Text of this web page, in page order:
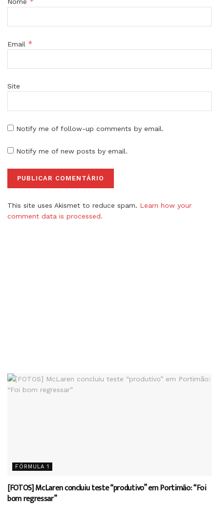
Email *
Site
Notify me of follow-up comments by email.
Notify me of new posts by email.
This site uses Akismet to reduce spam. Learn how your
comment data is processed.
FÓRMULA 1
[FOTOS] McLaren concluiu teste “produtivo” em Portimão: “Foi
bom regressar”